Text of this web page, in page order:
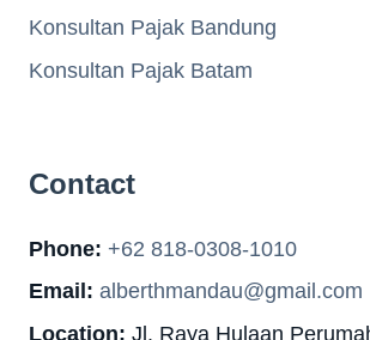
Konsultan Pajak Bandung
Konsultan Pajak Batam
Contact
Phone: +62 818-0308-1010
Email: alberthmandau@gmail.com
Location: Jl. Raya Hulaan